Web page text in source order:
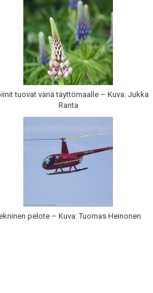
tuovat väriä täyttömaalle – Kuva: Jukka
Ranta
pelote – Kuva: Tuomas Heinonen